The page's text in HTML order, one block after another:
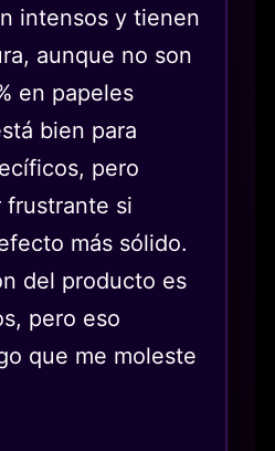
intensos y tienen
aunque no son
en papeles
bien para
pero
frustrante si
más sólido.
del producto es
pero eso
que me moleste